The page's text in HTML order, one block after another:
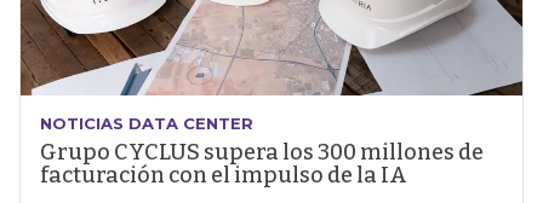
NOTICIAS DATA CENTER
Grupo CYCLUS supera los 300 millones de
facturación con el impulso de la IA